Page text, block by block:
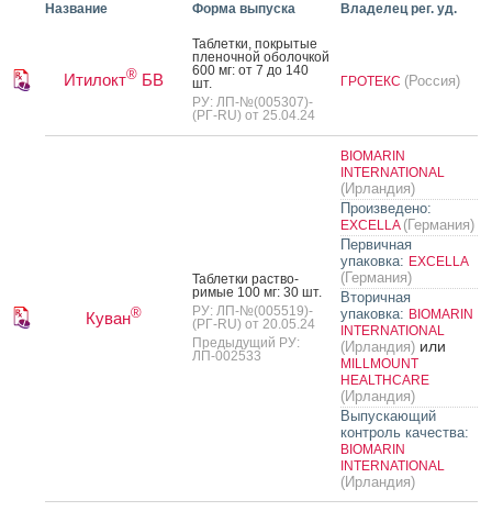
Название Форма выпуска Владелец рег. уд.
Итилокт®БВ
Таб­летки, пок­ры­тые
пле­ноч­ной обо­лоч­кой
600 мг: от 7 до 140
шт.
РУ: ЛП-№(005307)-
(РГ-RU) от 25.04.24
ГРОТЕКС (Россия)
Куван®
Таб­летки рас­тво­
римые 100 мг: 30 шт.
РУ: ЛП-№(005519)-
(РГ-RU) от 20.05.24
Предыдущий РУ:
ЛП-002533
BIOMARIN
INTERNATIONAL
(Ирландия)
Произведено:
EXCELLA (Германия)
Первичная
упаковка: EXCELLA
(Германия)
Вторичная
упаковка: BIOMARIN
INTERNATIONAL
(Ирландия) или
MILLMOUNT
HEALTHCARE
(Ирландия)
Выпускающий
контроль качества:
BIOMARIN
INTERNATIONAL
(Ирландия)